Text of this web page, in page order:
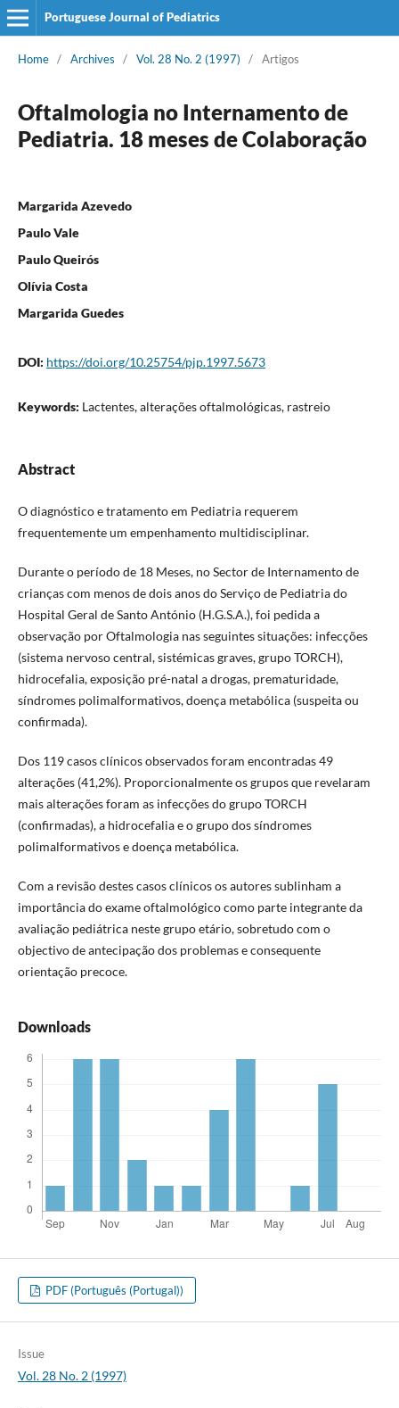
Portuguese Journal of Pediatrics
Home / Archives / Vol. 28 No. 2 (1997) / Artigos
Oftalmologia no Internamento de
Pediatria. 18 meses de Colaboração
Margarida Azevedo
Paulo Vale
Paulo Queirós
Olívia Costa
Margarida Guedes
DOI: https://doi.org/10.25754/pjp.1997.5673
Keywords: Lactentes, alterações oftalmológicas, rastreio
Abstract
O diagnóstico e tratamento em Pediatria requerem
frequentemente um empenhamento multidisciplinar.
Durante o período de 18 Meses, no Sector de Internamento de
crianças com menos de dois anos do Serviço de Pediatria do
Hospital Geral de Santo António (H.G.S.A.), foi pedida a
observação por Oftalmologia nas seguintes situações: infecções
(sistema nervoso central, sistémicas graves, grupo TORCH),
hidrocefalia, exposição pré-natal a drogas, prematuridade,
síndromes polimalformativos, doença metabólica (suspeita ou
confirmada).
Dos 119 casos clínicos observados foram encontradas 49
alterações (41,2%). Proporcionalmente os grupos que revelaram
mais alterações foram as infecções do grupo TORCH
(confirmadas), a hidrocefalia e o grupo dos síndromes
polimalformativos e doença metabólica.
Com a revisão destes casos clínicos os autores sublinham a
importância do exame oftalmológico como parte integrante da
avaliação pediátrica neste grupo etário, sobretudo com o
objectivo de antecipação dos problemas e consequente
orientação precoce.
Downloads
PDF (Português (Portugal))
Issue
Vol. 28 No. 2 (1997)